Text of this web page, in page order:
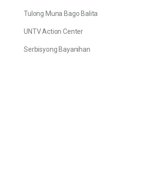
Tulong Muna Bago Balita
UNTV Action Center
Serbisyong Bayanihan